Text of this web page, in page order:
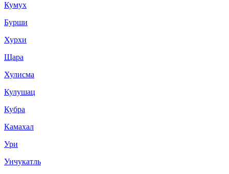
Кумух
Бурши
Хурхи
Щара
Хулисма
Кулушац
Кубра
Камахал
Ури
Унчукатль